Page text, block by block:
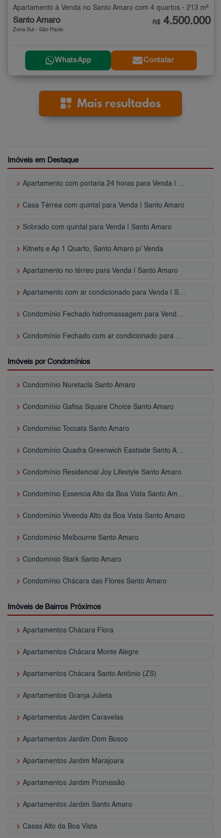
Apartamento à Venda no Santo Amaro com 4 quartos - 213 m²
Santo Amaro
Zona Sul - São Paulo
R$ 4.500.000
WhatsApp Contatar
Imóveis em Destaque
keyboard_arrow_right Apartamento com portaria 24 horas para Venda | Santo Amaro
keyboard_arrow_right Casa Térrea com quintal para Venda | Santo Amaro
keyboard_arrow_right Sobrado com quintal para Venda | Santo Amaro
keyboard_arrow_right Kitnets e Ap 1 Quarto, Santo Amaro p/ Venda
keyboard_arrow_right Apartamento no térreo para Venda | Santo Amaro
keyboard_arrow_right Apartamento com ar condicionado para Venda | Santo Amaro
keyboard_arrow_right Condomínio Fechado hidromassagem para Venda | Santo Amaro
keyboard_arrow_right Condomínio Fechado com ar condicionado para Venda | Santo Amaro
Imóveis por Condomínios
keyboard_arrow_right Condomínio Nuretacla Santo Amaro
keyboard_arrow_right Condomínio Gafisa Square Choice Santo Amaro
keyboard_arrow_right Condomínio Toccata Santo Amaro
keyboard_arrow_right Condomínio Quadra Greenwich Eastside Santo Amaro
keyboard_arrow_right Condomínio Residencial Joy Lifestyle Santo Amaro
keyboard_arrow_right Condomínio Essencia Alto da Boa Vista Santo Amaro
keyboard_arrow_right Condomínio Vivenda Alto da Boa Vista Santo Amaro
keyboard_arrow_right Condomínio Melbourne Santo Amaro
keyboard_arrow_right Condomínio Stark Santo Amaro
keyboard_arrow_right Condomínio Chácara das Flores Santo Amaro
Imóveis de Bairros Próximos
keyboard_arrow_right Apartamentos Chácara Flora
keyboard_arrow_right Apartamentos Chácara Monte Alegre
keyboard_arrow_right Apartamentos Chácara Santo Antônio (ZS)
keyboard_arrow_right Apartamentos Granja Julieta
keyboard_arrow_right Apartamentos Jardim Caravelas
keyboard_arrow_right Apartamentos Jardim Dom Bosco
keyboard_arrow_right Apartamentos Jardim Marajoara
keyboard_arrow_right Apartamentos Jardim Promissão
keyboard_arrow_right Apartamentos Jardim Santo Amaro
keyboard_arrow_right Casas Alto da Boa Vista